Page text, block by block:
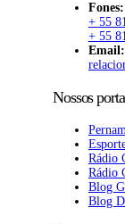
Fones:
+ 55
+ 55
Email:
Nossos
Rádio
Rádio
Blog
Blog